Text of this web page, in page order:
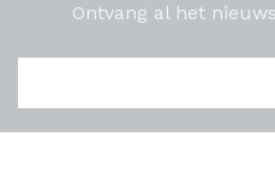
Ontvang al het